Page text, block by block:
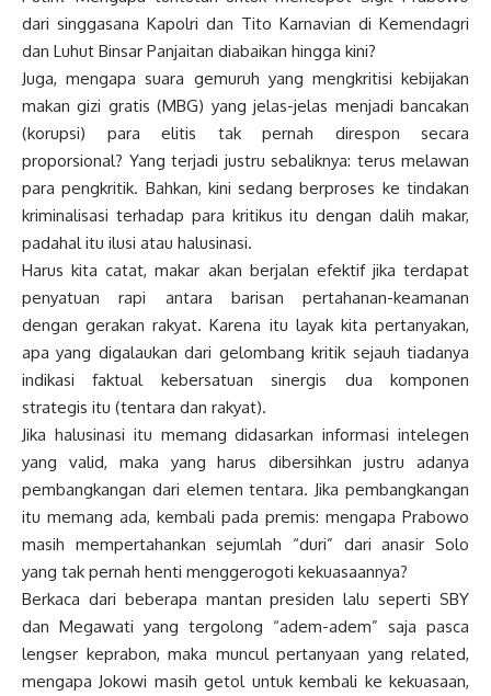
dari singgasana Kapolri dan Tito Karnavian di Kemendagri
dan Luhut Binsar Panjaitan diabaikan hingga kini?
Juga, mengapa suara gemuruh yang mengkritisi kebijakan
makan gizi gratis (MBG) yang jelas-jelas menjadi bancakan
(korupsi) para elitis tak pernah direspon secara
proporsional? Yang terjadi justru sebaliknya: terus melawan
para pengkritik. Bahkan, kini sedang berproses ke tindakan
kriminalisasi terhadap para kritikus itu dengan dalih makar,
padahal itu ilusi atau halusinasi.
Harus kita catat, makar akan berjalan efektif jika terdapat
penyatuan rapi antara barisan pertahanan-keamanan
dengan gerakan rakyat. Karena itu layak kita pertanyakan,
apa yang digalaukan dari gelombang kritik sejauh tiadanya
indikasi faktual kebersatuan sinergis dua komponen
strategis itu (tentara dan rakyat).
Jika halusinasi itu memang didasarkan informasi intelegen
yang valid, maka yang harus dibersihkan justru adanya
pembangkangan dari elemen tentara. Jika pembangkangan
itu memang ada, kembali pada premis: mengapa Prabowo
masih mempertahankan sejumlah “duri” dari anasir Solo
yang tak pernah henti menggerogoti kekuasaannya?
Berkaca dari beberapa mantan presiden lalu seperti SBY
dan Megawati yang tergolong “adem-adem” saja pasca
lengser keprabon, maka muncul pertanyaan yang related,
mengapa Jokowi masih getol untuk kembali ke kekuasaan,